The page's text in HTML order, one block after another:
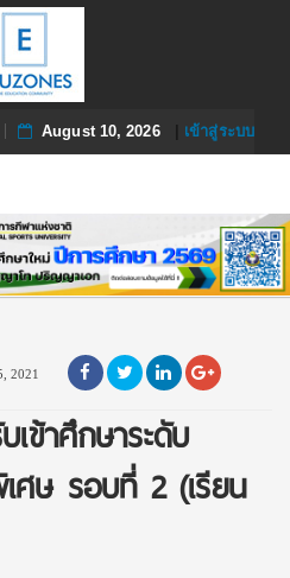
August 10, 2026| เข้าสู่ระบบ
2021
ข้าศึกษาระดับ
ษ รอบที่ 2 (เรียน